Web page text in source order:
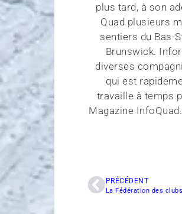
plus tard, à son
Quad plusieurs
sentiers du Bas-
Brunswick.
diverses
qui est
travaille à temps
Magazine
PRÉCÉDENT